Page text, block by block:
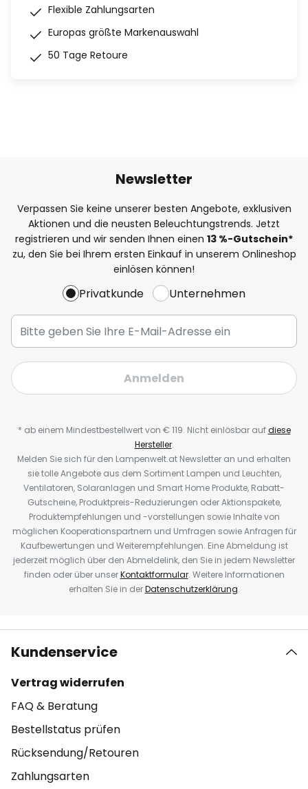
Flexible Zahlungsarten
Europas größte Markenauswahl
50 Tage Retoure
Newsletter
Verpassen Sie keine unserer besten Angebote, exklusiven
Aktionen und die neusten Beleuchtungstrends. Jetzt
registrieren und wir senden Ihnen einen 13 %-Gutschein*
zu, den Sie bei Ihrem ersten Einkauf in unserem Onlineshop
einlösen können!
Privatkunde Unternehmen
Anmelden
* ab einem Mindestbestellwert von € 119. Nicht einlösbar aufdiese
Hersteller.
Melden Sie sich für den Lampenwelt.at Newsletter an und erhalten
sie tolle Angebote aus dem Sortiment Lampen und Leuchten,
Ventilatoren, Solaranlagen und Smart Home Produkte, Rabatt-
Gutscheine, Produktpreis-Reduzierungen oder Aktionspakete,
Produktempfehlungen und -vorstellungen sowie Inhalte von
möglichen Kooperationspartnern und Umfragen sowie Anfragen für
Kaufbewertungen und Weiterempfehlungen. Eine Abmeldung ist
jederzeit möglich über den Abmeldelink, den Sie in jedem Newsletter
finden oder über unserKontaktformular. Weitere Informationen
erhalten Sie in derDatenschutzerklärung.
Kundenservice
Vertrag widerrufen
FAQ & Beratung
Bestellstatus prüfen
Rücksendung/Retouren
Zahlungsarten